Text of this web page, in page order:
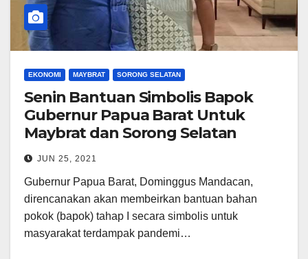
EKONOMI MAYBRAT SORONG SELATAN
Senin Bantuan Simbolis Bapok
Gubernur Papua Barat Untuk
Maybrat dan Sorong Selatan
JUN 25, 2021
Gubernur Papua Barat, Dominggus Mandacan,
direncanakan akan membeirkan bantuan bahan
pokok (bapok) tahap I secara simbolis untuk
masyarakat terdampak pandemi…